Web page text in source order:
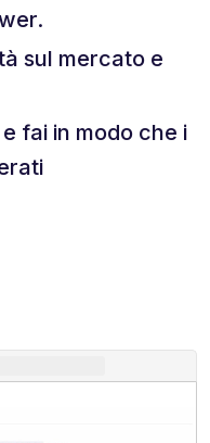
sul mercato e
fai in modo che i